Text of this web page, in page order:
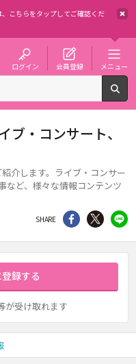
こちらをタップしてご確認くだ
ログイン 会員登録 メニュー
・コンサート、
介します。ライブ・コンサー
など、様々な情報コンテンツ
SHARE シェア Twitter
録する
が受け取れます